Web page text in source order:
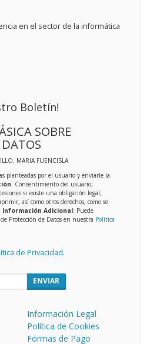
en el sector de la informática
Boletín!
SOBRE
MARIA FUENCISLA
planteadas por el usuario y enviarle la
: Consentimiento del usuario;
si existe una obligación legal;
así como otros derechos, como se
Información Adicional: Puede
Protección de Datos en nuestra Política
de Privacidad.
ENVIAR
Información Legal
Política de Cookies
Formas de Pago